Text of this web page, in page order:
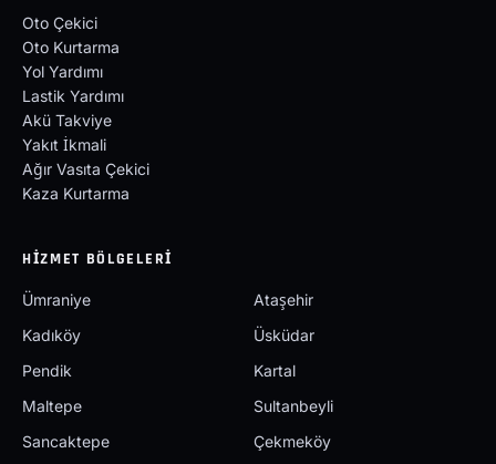
Oto Çekici
Oto Kurtarma
Yol Yardımı
Lastik Yardımı
Akü Takviye
Yakıt İkmali
Ağır Vasıta Çekici
Kaza Kurtarma
HIZMET BÖLGELERI
Ümraniye
Ataşehir
Kadıköy
Üsküdar
Pendik
Kartal
Maltepe
Sultanbeyli
Sancaktepe
Çekmeköy